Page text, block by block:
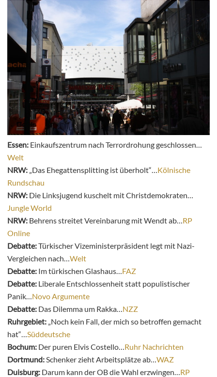
Essen: Einkaufszentrum nach Terrordrohung geschlossen…
Welt
NRW: „Das Ehegattensplitting ist überholt“…Kölnische
Rundschau
NRW: Die Linksjugend kuschelt mit Christdemokraten…
Jungle World
NRW: Behrens streitet Vereinbarung mit Wendt ab…RP
Online
Debatte:Türkischer Vizeministerpräsident legt mit Nazi-
Vergleichen nach…Welt
Debatte: Im türkischen Glashaus…FAZ
Debatte: Liberale Entschlossenheit statt populistischer
Panik…Novo Argumente
Debatte: Das Dilemma um Rakka…NZZ
Ruhrgebiet: „Noch kein Fall, der mich so betroffen gemacht
hat“…Süddeutsche
Bochum: Der puren Elvis Costello…Ruhr Nachrichten
Dortmund:Schenker zieht Arbeitsplätze ab…WAZ
Duisburg: Darum kann der OB die Wahl erzwingen…RP